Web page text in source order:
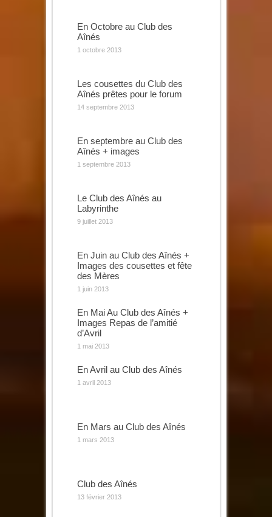
En Octobre au Club des
Aînés
1 octobre 2013
Les cousettes du Club des
Aînés prêtes pour le forum
14 septembre 2013
En septembre au Club des
Aînés + images
1 septembre 2013
Le Club des Aînés au
Labyrinthe
9 juillet 2013
En Juin au Club des Aînés +
Images des cousettes et fête
des Mères
1 juin 2013
En Mai Au Club des Aînés +
Images Repas de l’amitié
d’Avril
1 mai 2013
En Avril au Club des Aînés
1 avril 2013
En Mars au Club des Aînés
1 mars 2013
Club des Aînés
13 février 2013